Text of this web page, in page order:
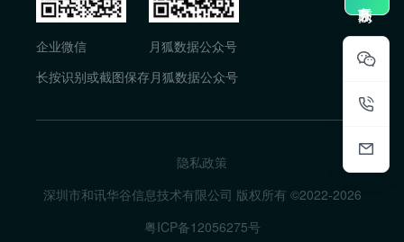
企业微信
月狐数据公众号
长按识别或截图保存月狐数据公众号
隐私政策
深圳市和讯华谷信息技术有限公司 版权所有 ©2022-2026
粤ICP备12056275号